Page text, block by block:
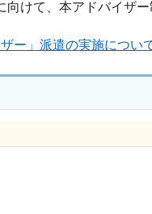
けて、本アドバイザ
ー」派遣の実施につい